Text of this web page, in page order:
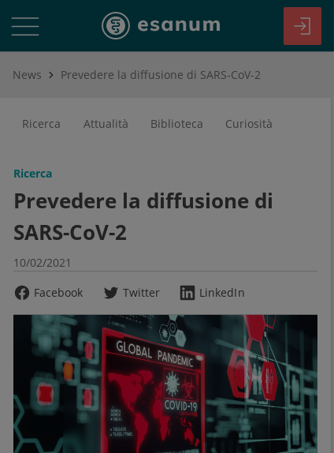
News Prevedere la diffusione di SARS-CoV-2
Ricerca Attualità Biblioteca Curiosità
Ricerca
Prevedere la diffusione di
SARS-CoV-2
10/02/2021
Facebook
Twitter LinkedIn